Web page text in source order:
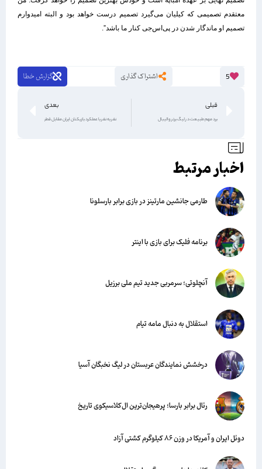
معتقدم تصمیمی که کیلیان ‏می‌گیرد تصمیم درست خواهد بود و البته امیدوارم
تصمیم او ماندگار شدن در ‏پی‌اس‌جی کنار ما باشد”. ‏
5 اشتراک گذاری گزارش خطا
قبلی
برد مهم طبیعت در لیگ برتر والیبال
بعدی
نفر به نفر با عملکرد بازیکنان ایران مقابل قطر
اخبار مرتبط
طارمی جانشین مارتینز در بازی برابر بارسلونا
برنامه فلیک برای بازی با اینتر
آنچلوتی؛ سرمربی جدید تیم ملی برزیل
استقلال به دنبال مامه تیام
درخشش نمایندگان عربستان در لیگ نخبگان آسیا
رئال برابر بارسا؛ پرهیجان‌‌ترین ال‌کلاسیکوی تاریخ
دوئل ایران و آمریکا در وزن ۸۶ کیلوگرم کشتی آزاد